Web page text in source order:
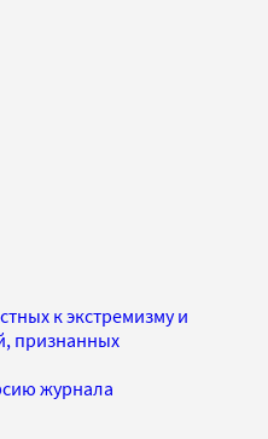
к экстремизму и
признанных
журнала